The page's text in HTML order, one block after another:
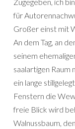
für
Großer einst mit
An dem Tag, an
seinem
saalartigen Raum
ein lange
Fenstern die
freie Blick wird
Walnussbaum,